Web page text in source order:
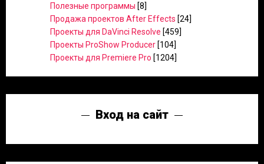
Полезные программы [8]
Продажа проектов After Effects [24]
Проекты для DaVinci Resolve [459]
Проекты ProShow Producer [104]
Проекты для Premiere Pro [1204]
Вход на сайт